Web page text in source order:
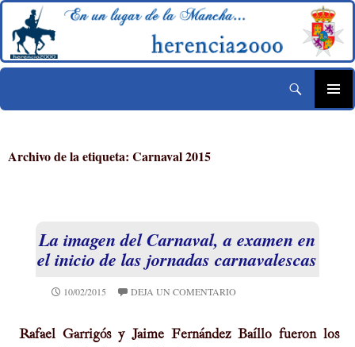
MENÚ
Archivo de la etiqueta: Carnaval 2015
La imagen del Carnaval, a examen en
el inicio de las jornadas carnavalescas
10/02/2015 DEJA UN COMENTARIO
Rafael Garrigós y Jaime Fernández Baí­llo fueron los